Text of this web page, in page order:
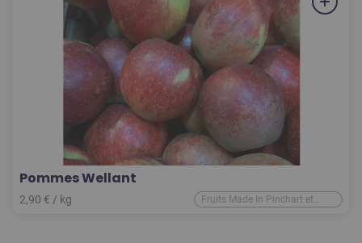
Pommes Wellant
2,90 € / kg
Fruits Made In Pinchart et
d'ailleurs